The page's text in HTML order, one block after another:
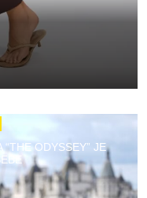
ODYSSEY” JE